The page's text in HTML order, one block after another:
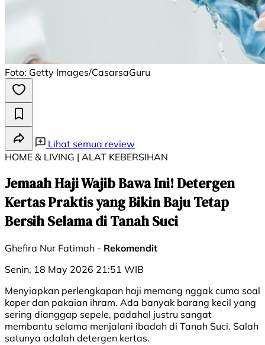
Foto: Getty Images/CasarsaGuru
Lihat semua review
HOME & LIVING | ALAT KEBERSIHAN
Jemaah Haji Wajib Bawa Ini! Detergen
Kertas Praktis yang Bikin Baju Tetap
Bersih Selama di Tanah Suci
Ghefira Nur Fatimah - Rekomendit
Senin, 18 May 2026 21:51 WIB
Menyiapkan perlengkapan haji memang nggak cuma soal
koper dan pakaian ihram. Ada banyak barang kecil yang
sering dianggap sepele, padahal justru sangat
membantu selama menjalani ibadah di Tanah Suci. Salah
satunya adalah detergen kertas.